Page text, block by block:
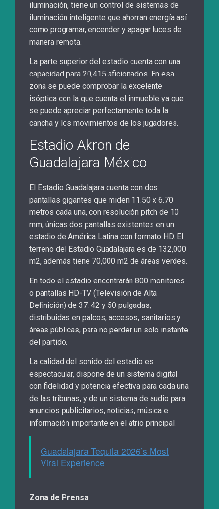
iluminación, tiene un control de sistemas de
iluminación inteligente que ahorran energía así
como programar, encender y apagar luces de
manera remota.
La parte superior del estadio cuenta con una
capacidad para 20,415 aficionados. En esa
zona se puede comprobar la excelente
isóptica con la que cuenta el inmueble ya que
se puede apreciar perfectamente toda la
cancha y los movimientos de los jugadores.
Estadio Akron de
Guadalajara México
El Estadio Guadalajara cuenta con dos
pantallas gigantes que miden 11.50 x 6.70
metros cada una, con resolución pitch de 10
mm, únicas dos pantallas existentes en un
estadio de América Latina con formato HD. El
terreno del Estadio Guadalajara es de 132,000
m2, además tiene 70,000 m2 de áreas verdes.
En todo el estadio encontrarán 800 monitores
o pantallas HD-TV (Televisión de Alta
Definición) de 37, 42 y 50 pulgadas,
distribuidas en palcos, accesos, sanitarios y
áreas públicas, para no perder un solo instante
del partido.
La calidad del sonido del estadio es
espectacular, dispone de un sistema digital
con fidelidad y potencia efectiva para cada una
de las tribunas, y de un sistema de audio para
anuncios publicitarios, noticias, música e
información importante en el atrio principal.
Guadalajara Tequila 2026’s Most
Viral Experience
Zona de Prensa